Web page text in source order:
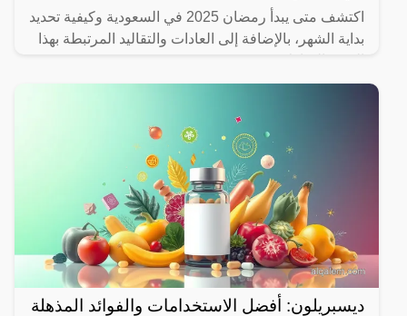
اكتشف متى يبدأ رمضان 2025 في السعودية وكيفية تحديد
بداية الشهر، بالإضافة إلى العادات والتقاليد المرتبطة بهذا
ديسبريلون: أفضل الاستخدامات والفوائد المذهلة